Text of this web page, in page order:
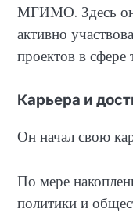
МГИМО. Здесь он
активно
проектов в
Карьера и
Он начал свою
По мере
политики и